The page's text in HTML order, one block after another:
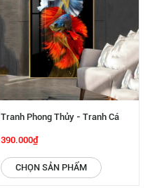
Tranh Phong Thủy - Tranh Cá
Cảnh Xòe Đuôi SGP 442222
390.000₫
CHỌN SẢN PHẨM